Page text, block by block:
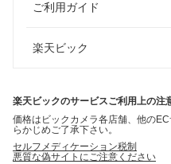
ご利用ガイド
楽天ビック
楽天ビックのサービスご利用上の注
価格はビックカメラ各店舗、他の
らかじめご了承下さい。
セルフメディケーション税制
悪質な偽サイトにご注意ください